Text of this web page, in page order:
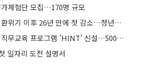
체험단 모집…170명 규모
상용직 일자리, 외환위기 이후 26년 만에 첫 감소…청년층 직격탄
현대차그룹, 청년 직무교육 프로그램 'HINT' 신설…500명 모집
일자리 도전 설명서